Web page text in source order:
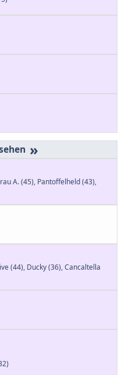
»
A.(45), Pantoffelheld(43),
(44), Ducky(36),Cancaltella